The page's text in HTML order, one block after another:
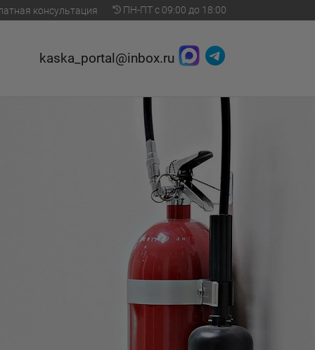
консультация ПН-ПТ с 09:00 до 18:00
kaska_portal@inbox.ru